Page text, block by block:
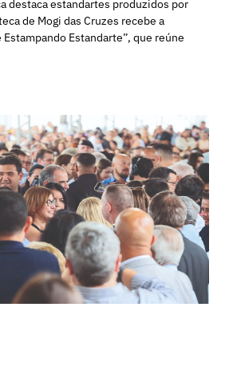
destaca estandartes produzidos por
de Mogi das Cruzes recebe a
Estandarte”, que reúne